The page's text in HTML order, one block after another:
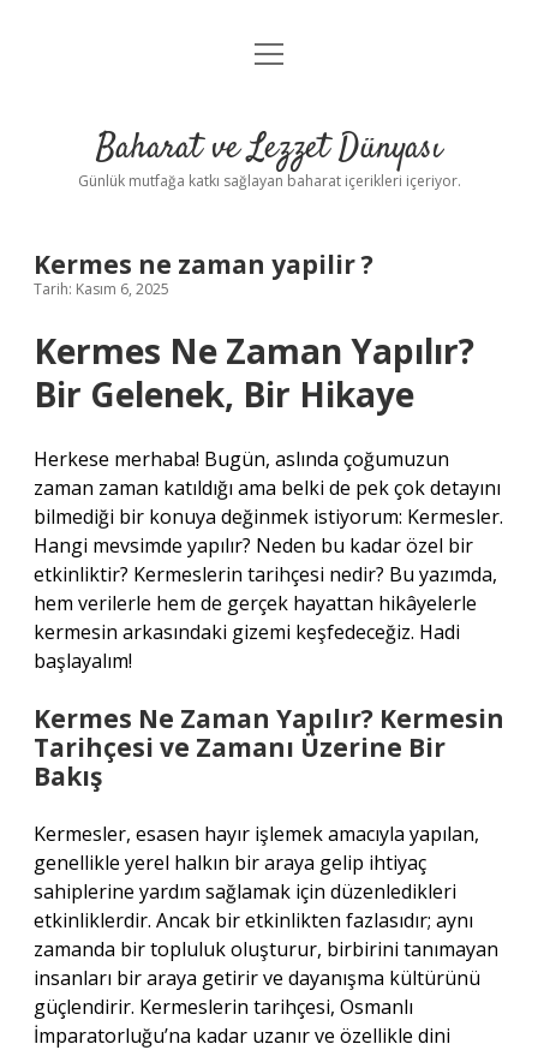
Anasayfa
Yasal Uyarı
menüyü
Baharat ve Lezzet Dünyası
Günlük mutfağa katkı sağlayan baharat içerikleri içeriyor.
Kermes ne zaman yapilir ?
Tarih: Kasım 6, 2025
Kermes Ne Zaman Yapılır?
Bir Gelenek, Bir Hikaye
Herkese merhaba! Bugün, aslında çoğumuzun
zaman zaman katıldığı ama belki de pek çok detayını
bilmediği bir konuya değinmek istiyorum: Kermesler.
Hangi mevsimde yapılır? Neden bu kadar özel bir
etkinliktir? Kermeslerin tarihçesi nedir? Bu yazımda,
hem verilerle hem de gerçek hayattan hikâyelerle
kermesin arkasındaki gizemi keşfedeceğiz. Hadi
başlayalım!
Kermes Ne Zaman Yapılır? Kermesin
Tarihçesi ve Zamanı Üzerine Bir
Bakış
Kermesler, esasen hayır işlemek amacıyla yapılan,
genellikle yerel halkın bir araya gelip ihtiyaç
sahiplerine yardım sağlamak için düzenledikleri
etkinliklerdir. Ancak bir etkinlikten fazlasıdır; aynı
zamanda bir topluluk oluşturur, birbirini tanımayan
insanları bir araya getirir ve dayanışma kültürünü
güçlendirir. Kermeslerin tarihçesi, Osmanlı
İmparatorluğu’na kadar uzanır ve özellikle dini